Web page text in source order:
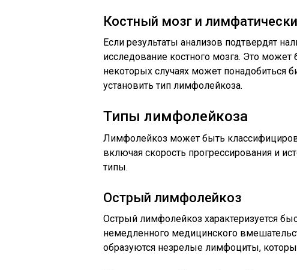
Костный мозг и
Если результаты анализов подтвердят
исследование костного мозга. Это
некоторых случаях может понадобиться
установить тип лимфолейкоза.
Типы лимфолейкоза
Лимфолейкоз может быть
включая скорость прогрессирования и
типы.
Острый лимфолейкоз
Острый лимфолейкоз характеризуется
немедленного медицинского
образуются незрелые лимфоциты,